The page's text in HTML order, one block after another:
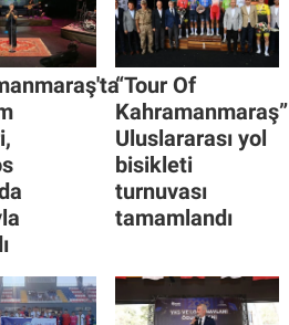
“Tour Of
Kahramanmaraş”
Uluslararası yol
bisikleti
turnuvası
tamamlandı